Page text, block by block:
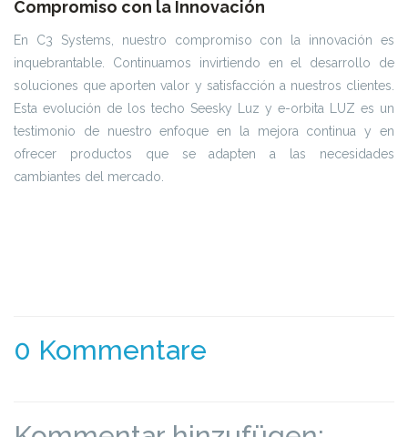
Compromiso con la Innovación
En C3 Systems, nuestro compromiso con la innovación es
inquebrantable. Continuamos invirtiendo en el desarrollo de
soluciones que aporten valor y satisfacción a nuestros clientes.
Esta evolución de los techo Seesky Luz y e-orbita LUZ es un
testimonio de nuestro enfoque en la mejora continua y en
ofrecer productos que se adapten a las necesidades
cambiantes del mercado.
0 Kommentare